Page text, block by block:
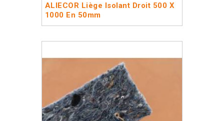
ALIECOR Liège Isolant Droit 500 X
1000 En 50mm